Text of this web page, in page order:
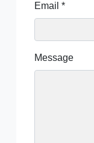
Email*
Message